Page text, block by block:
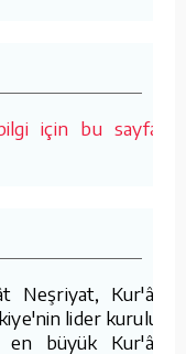
için bu sayfaya
Neşriyat, Kur'ân-ı
lider kuruluşu
büyük Kur'ân-ı